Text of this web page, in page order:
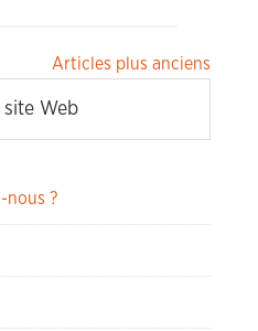
Articles plus anciens
nous ?